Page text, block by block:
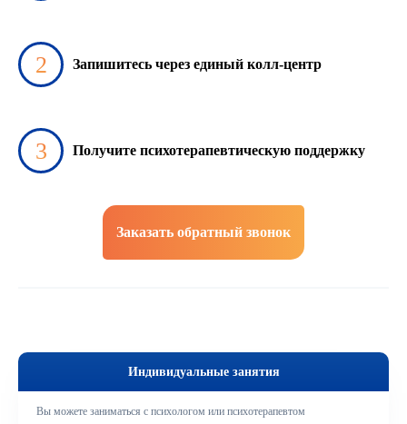
Запишитесь через единый колл-центр
Получите психотерапевтическую поддержку
Заказать обратный звонок
Индивидуальные занятия
Вы можете заниматься с психологом или психотерапевтом